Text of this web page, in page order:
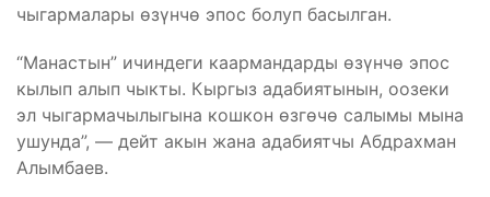
чыгармалары өзүнчө эпос болуп басылган.
“Манастын” ичиндеги каармандарды өзүнчө эпос
кылып алып чыкты. Кыргыз адабиятынын, оозеки
эл чыгармачылыгына кошкон өзгөчө салымы мына
ушунда”, — дейт акын жана адабиятчы Абдрахман
Алымбаев.